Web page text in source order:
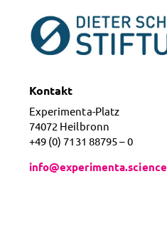
Kontakt
Experimenta-Platz
74072 Heilbronn
+49 (0) 7131 88795 – 0
info@experimenta.science